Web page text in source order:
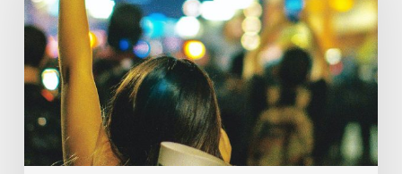
au
professeur
Louis
Greenspan